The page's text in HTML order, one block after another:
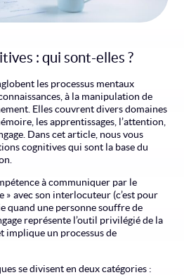
: qui sont-elles ?
les processus mentaux
à la manipulation de
Elles couvrent divers domaines
les apprentissages, l’attention,
Dans cet article, nous vous
cognitives qui sont la base du
à communiquer par le
» avec son interlocuteur (c’est pour
quand une personne souffre de
représente l’outil privilégié de la
implique un processus de
se divisent en deux catégories :